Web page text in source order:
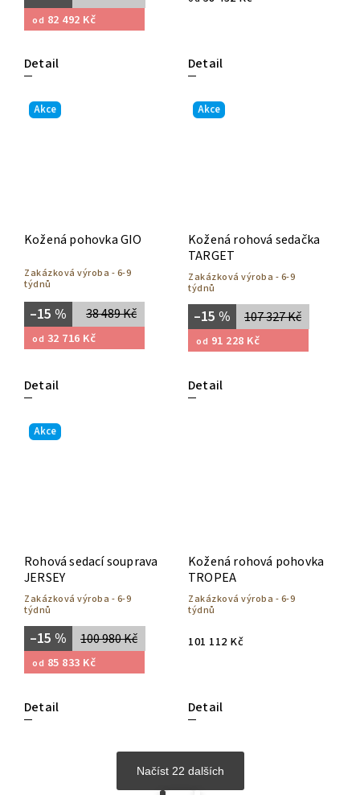
od 82 492 Kč
Detail Detail
Akce
Kožená pohovka GIO
Zakázková výroba - 6-9
týdnů
38 489 Kč
–15 %
od 32 716 Kč
Detail
Akce
Kožená rohová sedačka
TARGET
Zakázková výroba - 6-9
týdnů
107 327 Kč
–15 %
od 91 228 Kč
Detail
Akce
Rohová sedací souprava
JERSEY
Zakázková výroba - 6-9
týdnů
100 980 Kč
–15 %
od 85 833 Kč
Detail
Kožená rohová pohovka
TROPEA
Zakázková výroba - 6-9
týdnů
101 112 Kč
Detail
Načíst 22 dalších